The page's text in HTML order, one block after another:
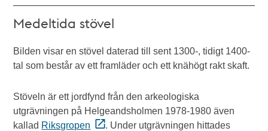
Medeltida stövel
Bilden visar en stövel daterad till sent 1300-, tidigt 1400-
tal som består av ett framläder och ett knähögt rakt skaft.
Stöveln är ett jordfynd från den arkeologiska
utgrävningen på Helgeandsholmen 1978-1980 även
kallad Riksgropen
. Under utgrävningen hittades